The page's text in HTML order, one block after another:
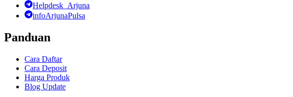
Helpdesk_Arjuna
infoArjunaPulsa
Panduan
Cara Daftar
Cara Deposit
Harga Produk
Blog Update